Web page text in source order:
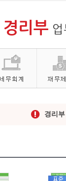
경리부
경리